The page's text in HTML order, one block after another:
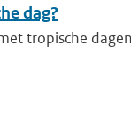
dag?
tropische